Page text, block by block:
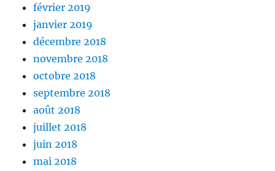
février 2019
janvier 2019
décembre 2018
novembre 2018
octobre 2018
septembre 2018
août 2018
juillet 2018
juin 2018
mai 2018